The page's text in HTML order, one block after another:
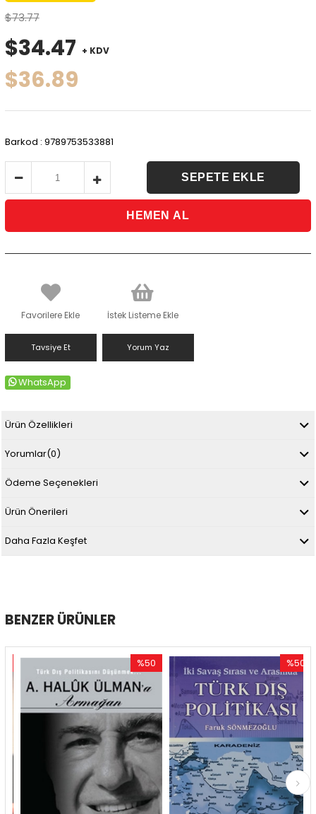
$73.77
$34.47 + KDV
$36.89
Barkod : 9789753533881
Favorilere Ekle İstek Listeme Ekle
Tavsiye Et Yorum Yaz
WhatsApp
Ürün Özellikleri
Yorumlar(0)
Ödeme Seçenekleri
Ürün Önerileri
Daha Fazla Keşfet
BENZER ÜRÜNLER
%50
İndirim
%50
İndirim